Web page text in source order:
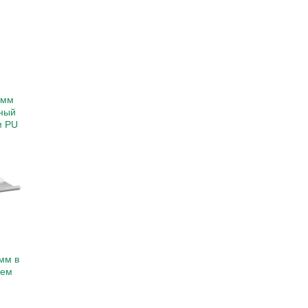
PU
в